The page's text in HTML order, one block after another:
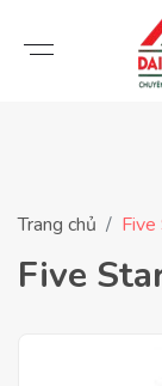
Trang chủ Five
Five